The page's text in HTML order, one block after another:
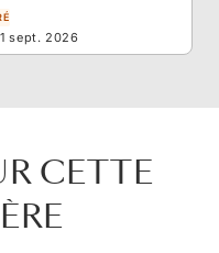
sept. 2026
CETTE